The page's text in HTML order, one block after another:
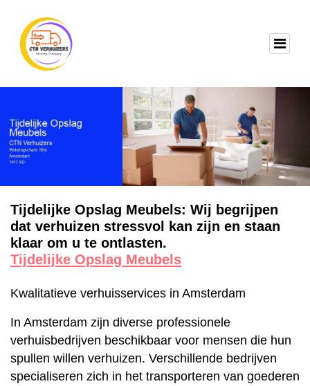
Tijdelijke Opslag Meubels: Wij begrijpen
dat verhuizen stressvol kan zijn en staan
klaar om u te ontlasten.
Tijdelijke Opslag Meubels
Kwalitatieve verhuisservices in Amsterdam
In Amsterdam zijn diverse professionele
verhuisbedrijven beschikbaar voor mensen die hun
spullen willen verhuizen. Verschillende bedrijven
specialiseren zich in het transporteren van goederen